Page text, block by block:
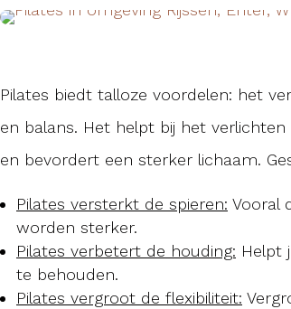
Pilates biedt talloze voordelen: het
en balans. Het helpt bij het
en bevordert een sterker lichaam.
Pilates versterkt de spieren: Vooral
worden sterker.
Pilates verbetert de houding: Helpt
te behouden.
Pilates vergroot de flexibiliteit: